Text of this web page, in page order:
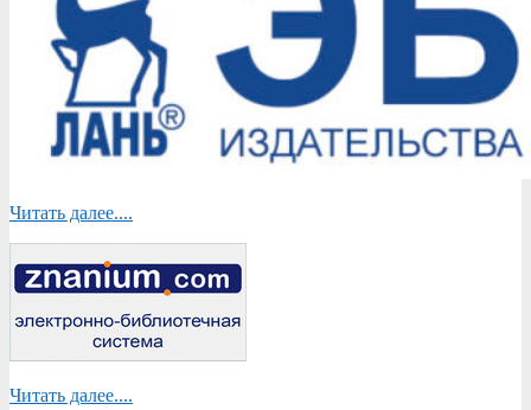
Читать далее....
Читать далее....